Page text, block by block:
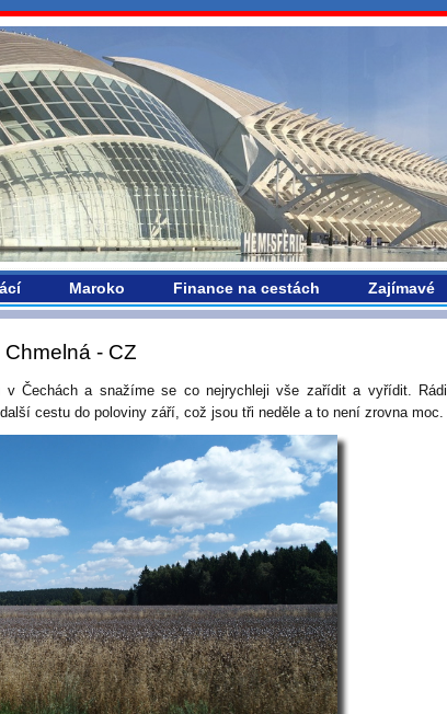
Maroko Finance na cestách Zajímavé
- CZ
v Čechách a snažíme se co nejrychleji vše zařídit a vyřídit. Rádi
cestu do poloviny září, což jsou tři neděle a to není zrovna moc.